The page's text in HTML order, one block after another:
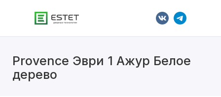
Provence Эври 1 Ажур Белое
дерево